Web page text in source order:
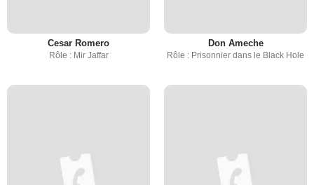
Cesar Romero
Rôle : Mir Jaffar
Don Ameche
Rôle : Prisonnier dans le Black Hole